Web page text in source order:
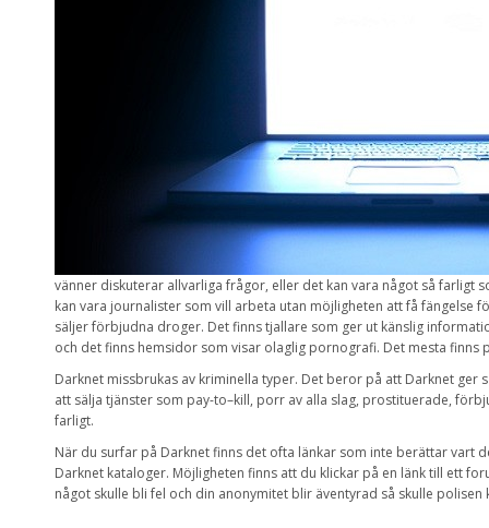
vänner diskuterar allvarliga frågor, eller det kan vara något så farligt
kan vara journalister som vill arbeta utan möjligheten att få fängelse
säljerförbjudna droger. Det finnstjallare som ger ut känslig
och detfinns hemsidor som visar olaglig pornografi. Det mesta finns
Darknet missbrukas av kriminella typer. Det beror på att Darknet ger
att sälja tjänster som pay-to–kill, porr av alla slag, prostituerade,
farligt.
När du surfar på Darknetfinns det ofta länkar som inte berättarvart
Darknet kataloger. Möjligheten finns att du klickar på en länk till ett
något skulle bli fel och din anonymitet blir äventyrad så skulle polisen